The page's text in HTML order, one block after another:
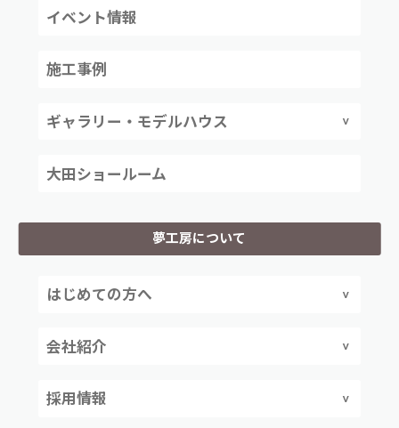
イベント情報
施工事例
ギャラリー・モデルハウス
大田ショールーム
夢工房について
はじめての方へ
会社紹介
採用情報